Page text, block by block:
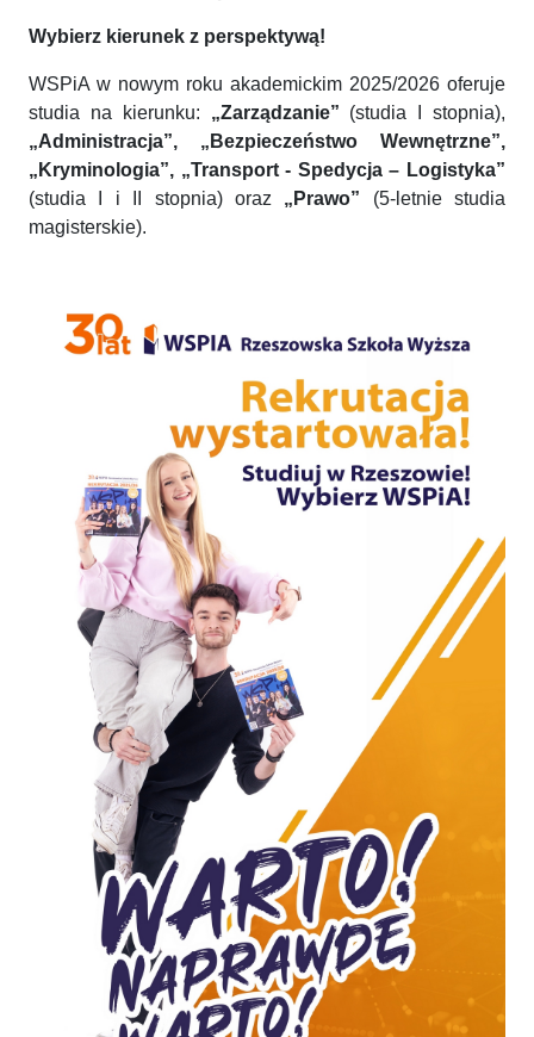
Wybierz kierunek z perspektywą!
WSPiA w nowym roku akademickim 2025/2026 oferuje
studia na kierunku: „Zarządzanie” (studia I stopnia),
„Administracja”, „Bezpieczeństwo Wewnętrzne”,
„Kryminologia”, „Transport - Spedycja – Logistyka”
(studia I i II stopnia) oraz „Prawo” (5-letnie studia
magisterskie).